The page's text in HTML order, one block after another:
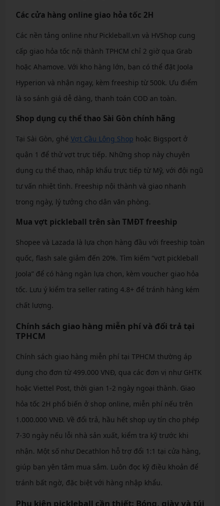
Các cửa hàng online giao hỏa tốc 2H
Các nền tảng online như Pickleball.vn và HVShop cung
cấp giao hỏa tốc nội thành TPHCM chỉ 2 giờ qua Grab
hoặc Ahamove. Với kho hàng lớn, bạn có thể đặt Joola
Hyperion và nhận ngay, kèm freeship từ 500k. Ưu điểm
là so sánh giá dễ dàng, thanh toán COD an toàn.
Shop dụng cụ thể thao Sài Gòn chính hãng
Tại Sài Gòn, ghé Vợt Cầu Lông Shop hoặc Bigsport ở
quận 1 để thử vợt trực tiếp. Những shop này chuyên
dụng cụ thể thao, nhập khẩu trực tiếp từ Mỹ, với đội ngũ
tư vấn nhiệt tình. Freeship nội thành và giao nhanh
trong ngày, lý tưởng cho dân văn phòng.
Mua vợt pickleball trên sàn TMĐT freeship
Shopee và Lazada là lựa chọn hàng đầu với freeship toàn
quốc, flash sale giảm đến 20%. Tìm kiếm “vợt pickleball
Joola” để có hàng ngàn lựa chọn, kèm voucher giao hỏa
tốc. Lưu ý kiểm tra seller rating 4.8+ để tránh hàng kém
chất lượng.
Chính sách giao hàng miễn phí và đổi trả tại
TPHCM
Chính sách giao hàng miễn phí tại TPHCM thường áp
dụng cho đơn từ 499.000 VNĐ, qua các đơn vị như GHTK
hoặc Viettel Post, thời gian 1-2 ngày ngoại thành. Giao
hỏa tốc 2H phổ biến ở shop online, miễn phí nếu trên
1.000.000 VNĐ. Về đổi trả, hầu hết shop uy tín cho phép
7-30 ngày nếu lỗi nhà sản xuất, kiểm tra kỹ trước khi
nhận. Một số như Decathlon hỗ trợ đổi 1:1 tại cửa hàng,
giúp bạn yên tâm mua sắm. Luôn đọc kỹ điều khoản để
tránh bất ngờ, đặc biệt với hàng nhập khẩu.
Phụ kiện pickleball cần thiết: Bóng, giày và túi